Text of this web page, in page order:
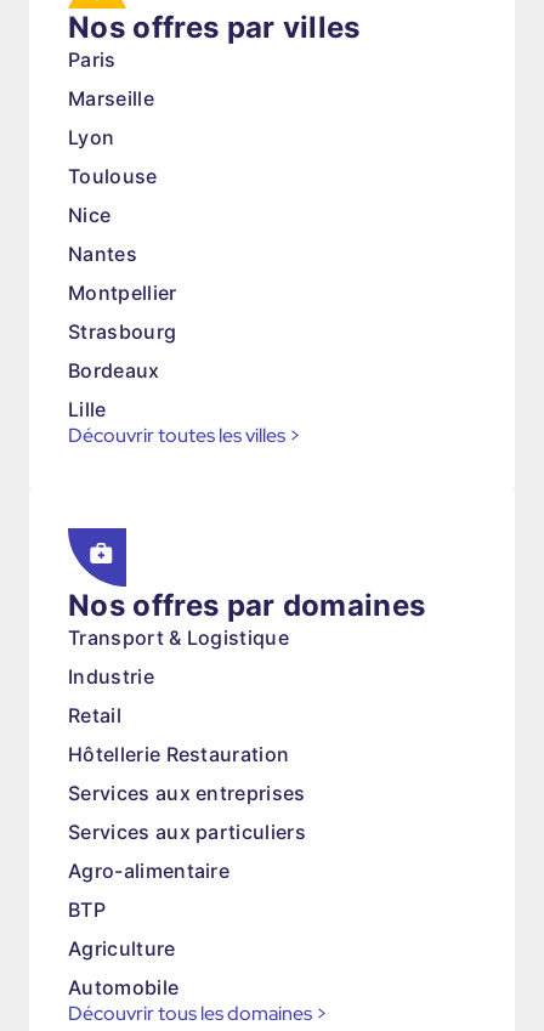
Nos offres par villes
Paris
Marseille
Lyon
Toulouse
Nice
Nantes
Montpellier
Strasbourg
Bordeaux
Lille
Découvrir toutes les villes >
Nos offres par domaines
Transport & Logistique
Industrie
Retail
Hôtellerie Restauration
Services aux entreprises
Services aux particuliers
Agro-alimentaire
BTP
Agriculture
Automobile
Découvrir tous les domaines >